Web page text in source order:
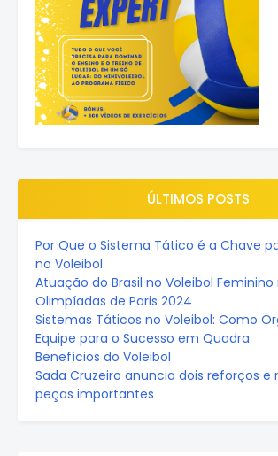
ÚLTIMOS POSTS
Por Que o Sistema Tático é a Chave
no Voleibol
Atuação do Brasil no Voleibol Feminino
Olimpíadas de Paris 2024
Sistemas Táticos no Voleibol: Como
Equipe para o Sucesso em Quadra
Benefícios do Voleibol
Sada Cruzeiro anuncia dois reforços e
peças importantes